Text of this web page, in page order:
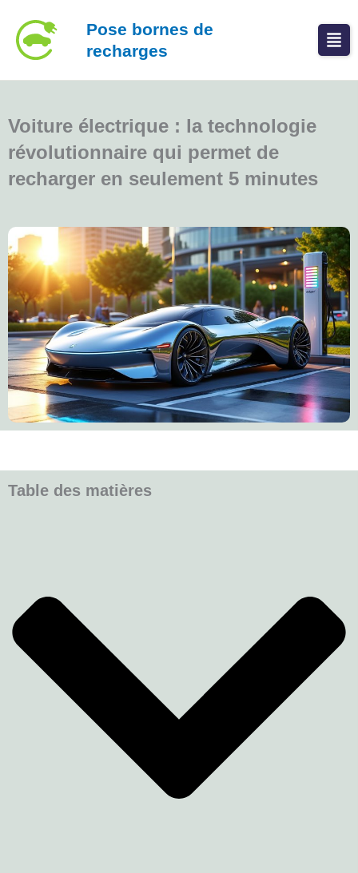
contenu
Pose bornes de
recharges
Voiture électrique : la technologie
révolutionnaire qui permet de
recharger en seulement 5 minutes
Table des matières